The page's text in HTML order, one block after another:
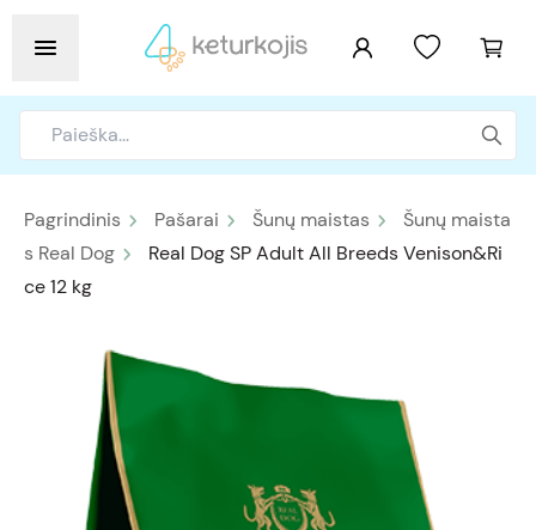
Pagrindinis Pašarai Šunų maistas
Šunų maista
s Real Dog
Real Dog SP Adult All Breeds Venison&Ri
ce 12 kg